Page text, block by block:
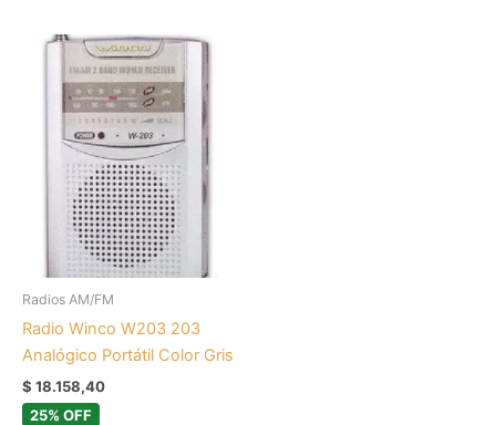
Radios AM/FM
Radio Winco W203 203
Analógico Portátil Color Gris
$ 18.158,40
25% OFF